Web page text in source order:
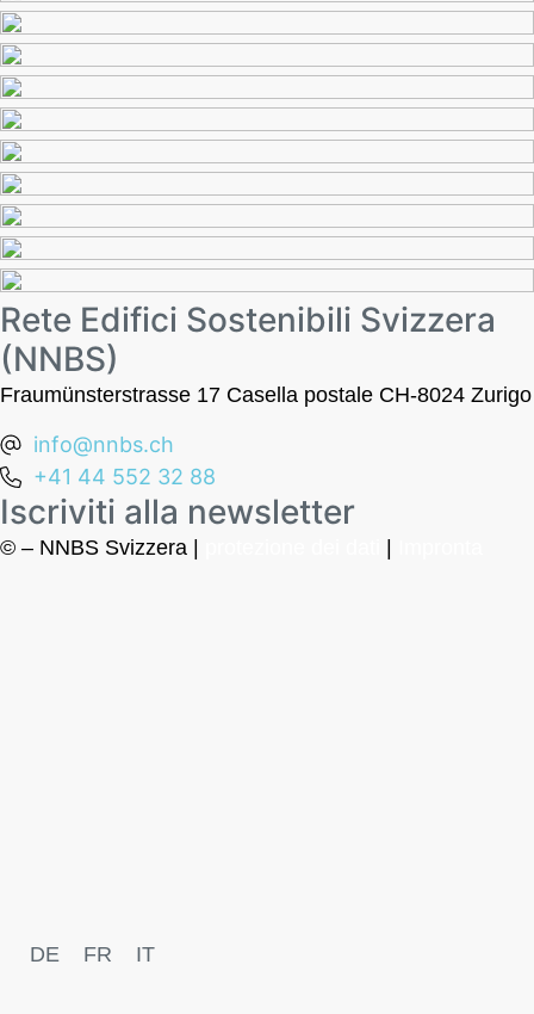
Rete Edifici Sostenibili Svizzera
(NNBS)
Fraumünsterstrasse 17 Casella postale CH-8024 Zurigo
info@nnbs.ch
+41 44 552 32 88
Iscriviti alla newsletter
© – NNBS Svizzera |
DE FR IT